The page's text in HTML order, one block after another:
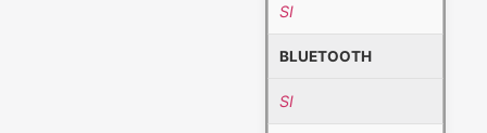
SI
BLUETOOTH
SI